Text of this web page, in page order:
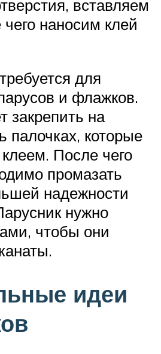
вставляем
наносим клей
для
и флажков.
закрепить на
палочках, которые
После чего
промазать
надежности
нужно
чтобы они
идеи